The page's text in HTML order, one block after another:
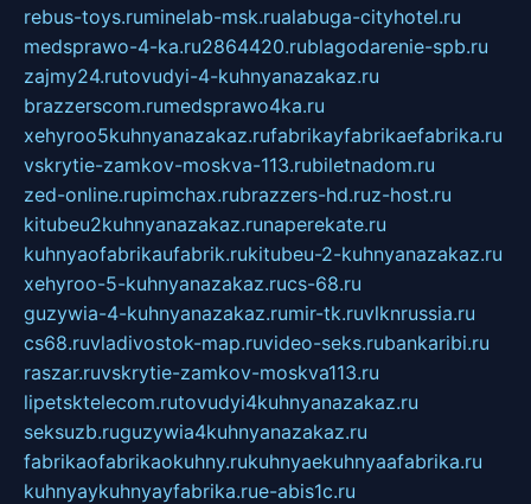
rebus-toys.ruminelab-msk.rualabuga-cityhotel.ru
medsprawo-4-ka.ru2864420.rublagodarenie-spb.ru
zajmy24.rutovudyi-4-kuhnyanazakaz.ru
brazzerscom.rumedsprawo4ka.ru
xehyroo5kuhnyanazakaz.rufabrikayfabrikaefabrika.ru
vskrytie-zamkov-moskva-113.rubiletnadom.ru
zed-online.rupimchax.rubrazzers-hd.ruz-host.ru
kitubeu2kuhnyanazakaz.runaperekate.ru
kuhnyaofabrikaufabrik.rukitubeu-2-kuhnyanazakaz.ru
xehyroo-5-kuhnyanazakaz.rucs-68.ru
guzywia-4-kuhnyanazakaz.rumir-tk.ruvlknrussia.ru
cs68.ruvladivostok-map.ruvideo-seks.rubankaribi.ru
raszar.ruvskrytie-zamkov-moskva113.ru
lipetsktelecom.rutovudyi4kuhnyanazakaz.ru
seksuzb.ruguzywia4kuhnyanazakaz.ru
fabrikaofabrikaokuhny.rukuhnyaekuhnyaafabrika.ru
kuhnyaykuhnyayfabrika.rue-abis1c.ru